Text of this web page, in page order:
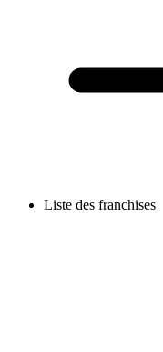
Liste des franchises